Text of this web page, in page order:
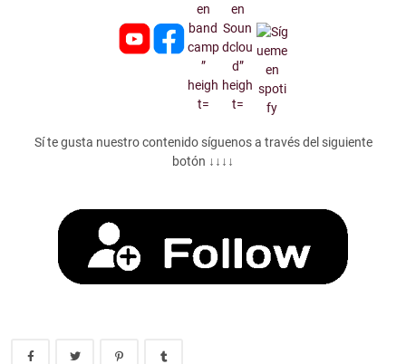
Sí te gusta nuestro contenido síguenos a través del siguiente
botón ↓↓↓↓